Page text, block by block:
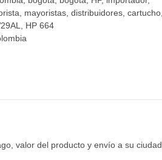
mayoristas, distribuidores, cartucho,
HP 664
valor del producto y envío a su ciudad.